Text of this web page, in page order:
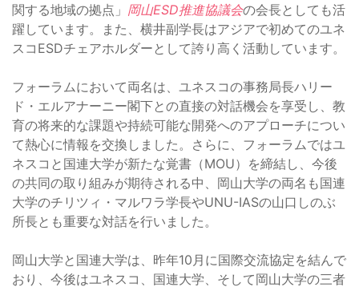
関する地域の拠点」 岡山ESD推進協議会の会長としても活
躍しています。また、横井副学長はアジアで初めてのユネ
スコESDチェアホルダーとして誇り高く活動しています。
フォーラムにおいて両名は、ユネスコの事務局長ハリー
ド・エルアナーニー閣下との直接の対話機会を享受し、教
育の将来的な課題や持続可能な開発へのアプローチについ
て熱心に情報を交換しました。さらに、フォーラムではユ
ネスコと国連大学が新たな覚書（MOU）を締結し、今後
の共同の取り組みが期待される中、岡山大学の両名も国連
大学のチリツィ・マルワラ学長やUNU-IASの山口しのぶ
所長とも重要な対話を行いました。
岡山大学と国連大学は、昨年10月に国際交流協定を結んで
おり、今後はユネスコ、国連大学、そして岡山大学の三者